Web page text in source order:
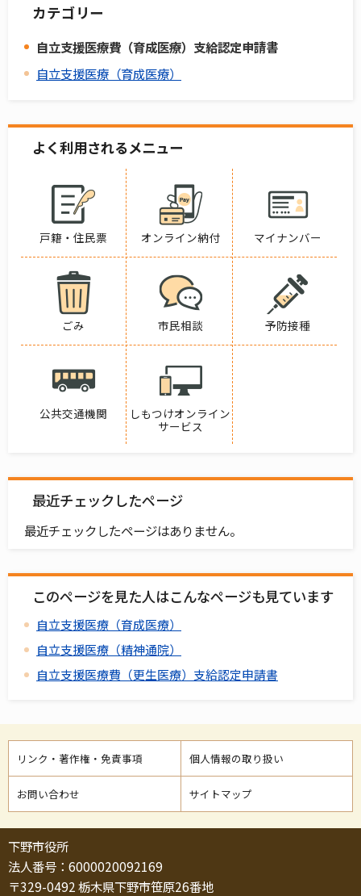
カテゴリー
自立支援医療費（育成医療）支給認定申請書
自立支援医療（育成医療）
よく利用されるメニュー
戸籍・住民票 オンライン納付 マイナンバー
ごみ 市民相談 予防接種
公共交通機関
しもつけオンライン
サービス
最近チェックしたページ
最近チェックしたページはありません。
このページを見た人はこんなページも見ています
自立支援医療（育成医療）
自立支援医療（精神通院）
自立支援医療費（更生医療）支給認定申請書
リンク・著作権・免責事項 個人情報の取り扱い
お問い合わせ サイトマップ
下野市役所
法人番号：6000020092169
〒329-0492 栃木県下野市笹原26番地